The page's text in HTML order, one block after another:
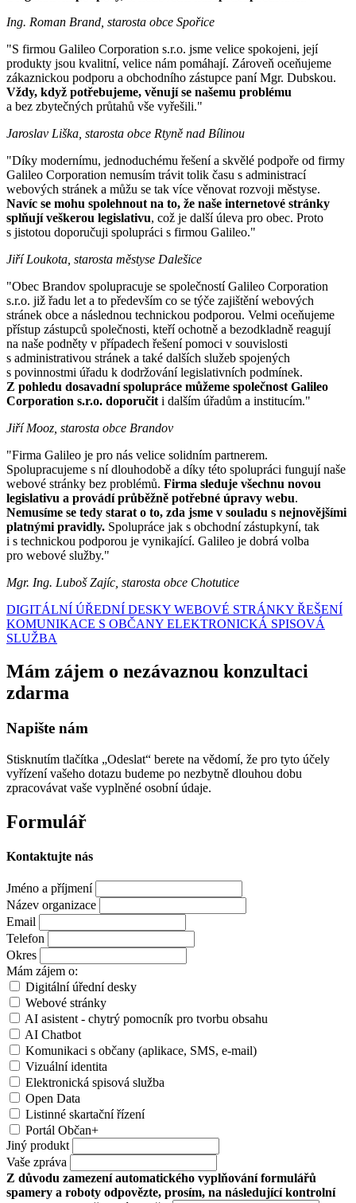
Ing. Roman Brand, starosta obce Spořice
"S firmou Galileo Corporation s.r.o. jsme velice spokojeni, její
produkty jsou kvalitní, velice nám pomáhají. Zároveň oceňujeme
zákaznickou podporu a obchodního zástupce paní Mgr. Dubskou.
Vždy, když potřebujeme, věnují se našemu problému
a bez zbytečných průtahů vše vyřešili."
Jaroslav Liška, starosta obce Rtyně nad Bílinou
"Díky modernímu, jednoduchému řešení a skvělé podpoře od firmy
Galileo Corporation nemusím trávit tolik času s administrací
webových stránek a můžu se tak více věnovat rozvoji městyse.
Navíc se mohu spolehnout na to, že naše internetové stránky
splňují veškerou legislativu, což je další úleva pro obec. Proto
s jistotou doporučuji spolupráci s firmou Galileo."
Jiří Loukota, starosta městyse Dalešice
"Obec Brandov spolupracuje se společností Galileo Corporation
s.r.o. již řadu let a to především co se týče zajištění webových
stránek obce a následnou technickou podporou. Velmi oceňujeme
přístup zástupců společnosti, kteří ochotně a bezodkladně reagují
na naše podněty v případech řešení pomoci v souvislosti
s administrativou stránek a také dalších služeb spojených
s povinnostmi úřadu k dodržování legislativních podmínek.
Z pohledu dosavadní spolupráce můžeme společnost Galileo
Corporation s.r.o. doporučit i dalším úřadům a institucím."
Jiří Mooz, starosta obce Brandov
"Firma Galileo je pro nás velice solidním partnerem.
Spolupracujeme s ní dlouhodobě a díky této spolupráci fungují naše
webové stránky bez problémů. Firma sleduje všechnu novou
legislativu a provádí průběžně potřebné úpravy webu.
Nemusíme se tedy starat o to, zda jsme v souladu s nejnovějšími
platnými pravidly. Spolupráce jak s obchodní zástupkyní, tak
i s technickou podporou je vynikající. Galileo je dobrá volba
pro webové služby."
Mgr. Ing. Luboš Zajíc, starosta obce Chotutice
DIGITÁLNÍ ÚŘEDNÍ DESKY WEBOVÉ STRÁNKY ŘEŠENÍ
KOMUNIKACE S OBČANY ELEKTRONICKÁ SPISOVÁ
SLUŽBA
Mám zájem o nezávaznou konzultaci
zdarma
Napište nám
Stisknutím tlačítka „Odeslat“ berete na vědomí, že pro tyto účely
vyřízení vašeho dotazu budeme po nezbytně dlouhou dobu
zpracovávat vaše vyplněné osobní údaje.
Formulář
Kontaktujte nás
Jméno a příjmení
Název organizace
Email
Telefon
Okres
Mám zájem o:
Digitální úřední desky
Webové stránky
AI asistent - chytrý pomocník pro tvorbu obsahu
AI Chatbot
Komunikaci s občany (aplikace, SMS, e-mail)
Vizuální identita
Elektronická spisová služba
Open Data
Listinné skartační řízení
Portál Občan+
Jiný produkt
Vaše zpráva
Z důvodu zamezení automatického vyplňování formulářů
spamery a roboty odpovězte, prosím, na následující kontrolní